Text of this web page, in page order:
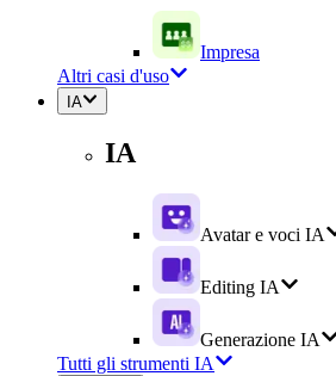
Impresa
Altri casi d'uso
IA
IA
Avatar e voci IA
Editing IA
Generazione IA
Tutti gli strumenti IA